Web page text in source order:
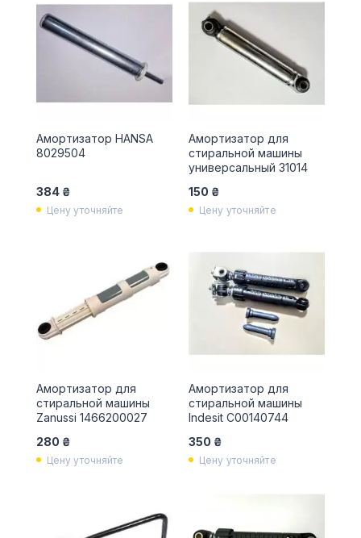
Амортизатор HANSA
8029504
384 ₴
Цену уточняйте
Амортизатор для
стиральной машины
универсальный 31014
150 ₴
Цену уточняйте
Амортизатор для
стиральной машины
Zanussi 1466200027
280 ₴
Цену уточняйте
Амортизатор для
стиральной машины
Indesit C00140744
350 ₴
Цену уточняйте